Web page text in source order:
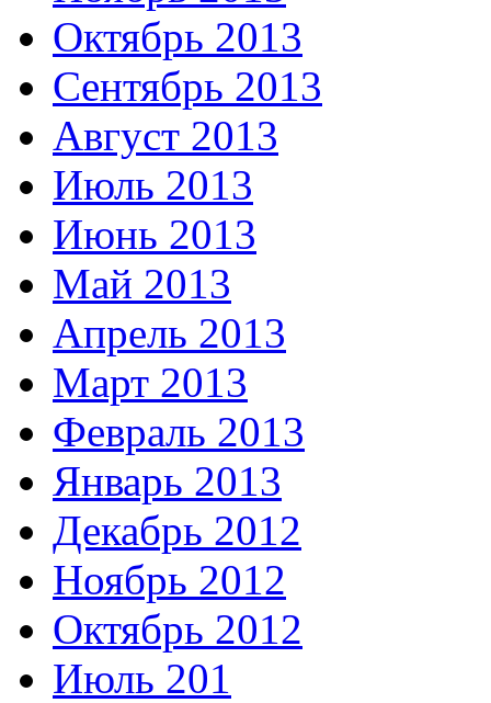
Октябрь 2013
Сентябрь 2013
Август 2013
Июль 2013
Июнь 2013
Май 2013
Апрель 2013
Март 2013
Февраль 2013
Январь 2013
Декабрь 2012
Ноябрь 2012
Октябрь 2012
Июль 201